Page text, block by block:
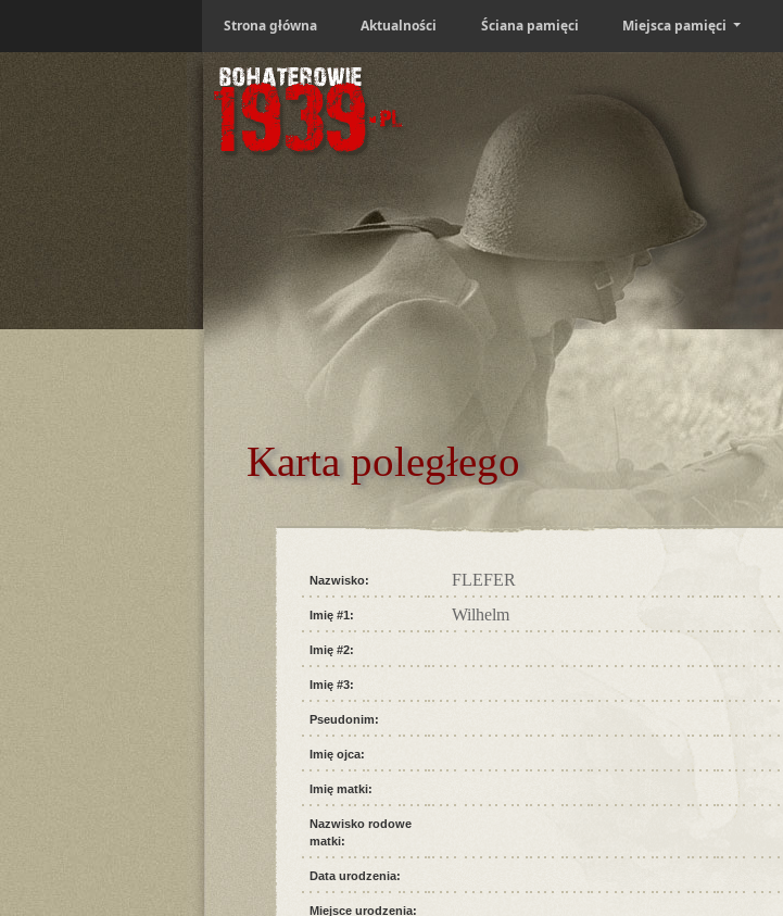
Strona główna Aktualności Ściana pamięci Miejsca pamięci
Karta poległego
Nazwisko: FLEFER
Imię #1: Wilhelm
Imię #2:
Imię #3:
Pseudonim:
Imię ojca:
Imię matki:
Nazwisko rodowe
matki:
Data urodzenia:
Miejsce urodzenia: